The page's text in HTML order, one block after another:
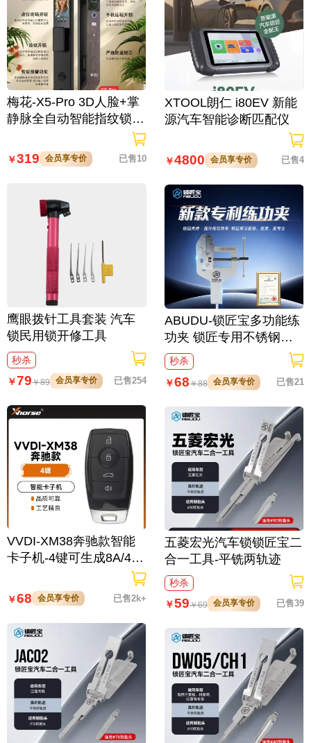
梅花-X5-Pro 3D人脸+掌
静脉全自动智能指纹锁
大屏可视对讲 虚位密码
防窥视
￥319 会员享专价 已售10
鹰眼拨针工具套装 汽车
锁民用锁开修工具
秒杀
￥79￥89 会员享专价 已售254
VVDI-XM38奔驰款智能
卡子机-4键可生成8A/4D/
46/47/49/4A/MQB48/MQ
B49等
￥68 会员享专价 已售2k+
XTOOL朗仁 i80EV 新能
源汽车智能诊断匹配仪
￥4800 会员享专价 已售4
ABUDU-锁匠宝多功能练
功夹 锁匠专用不锈钢练
功夹 锁具架子
秒杀
￥68￥88 会员享专价 已售21
五菱宏光汽车锁锁匠宝二
合一工具-平铣两轨迹
秒杀
￥59￥69 会员享专价 已售39